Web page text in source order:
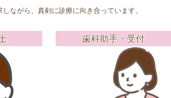
ながら、真剣に診療に向き合っています。
歯科助手・受付